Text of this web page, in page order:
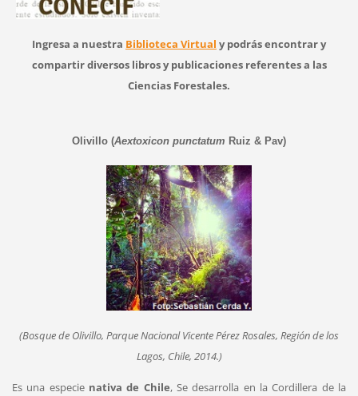
Ingresa a nuestra Biblioteca Virtual y podrás encontrar y
compartir diversos libros y publicaciones referentes a las
Ciencias Forestales.
Olivillo (Aextoxicon punctatum Ruiz & Pav)
(Bosque de Olivillo, Parque Nacional Vicente Pérez Rosales, Región de los
Lagos, Chile, 2014.)
Es una especie nativa de Chile, Se desarrolla en la Cordillera de la